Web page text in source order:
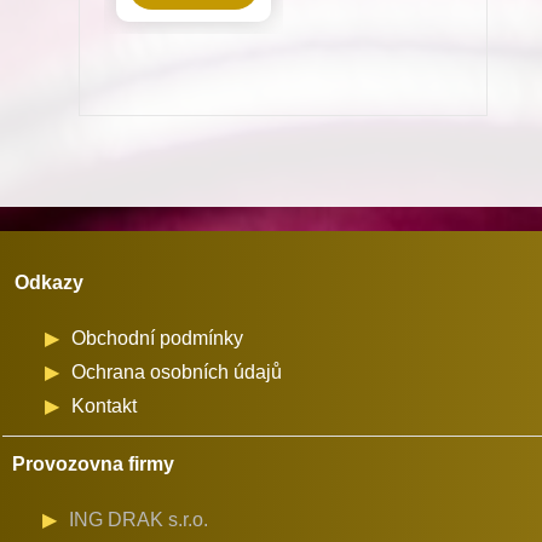
Odkazy
Obchodní podmínky
Ochrana osobních údajů
Kontakt
Provozovna firmy
ING DRAK s.r.o.